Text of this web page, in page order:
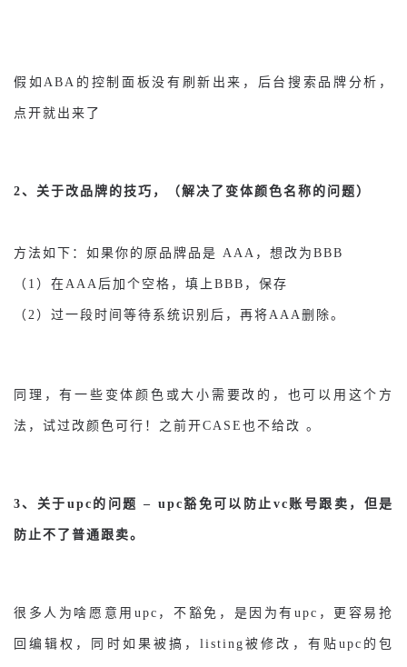
假如ABA的控制面板没有刷新出来，后台搜索品牌分析，
点开就出来了
2、关于改品牌的技巧，（解决了变体颜色名称的问题）
方法如下：如果你的原品牌品是 AAA，想改为BBB
（1）在AAA后加个空格，填上BBB，保存
（2）过一段时间等待系统识别后，再将AAA删除。
同理，有一些变体颜色或大小需要改的，也可以用这个方
法，试过改颜色可行！之前开CASE也不给改 。
3、关于upc的问题 – upc豁免可以防止vc账号跟卖，但是
防止不了普通跟卖。
很多人为啥愿意用upc，不豁免，是因为有upc，更容易抢
回编辑权，同时如果被搞，listing被修改，有贴upc的包